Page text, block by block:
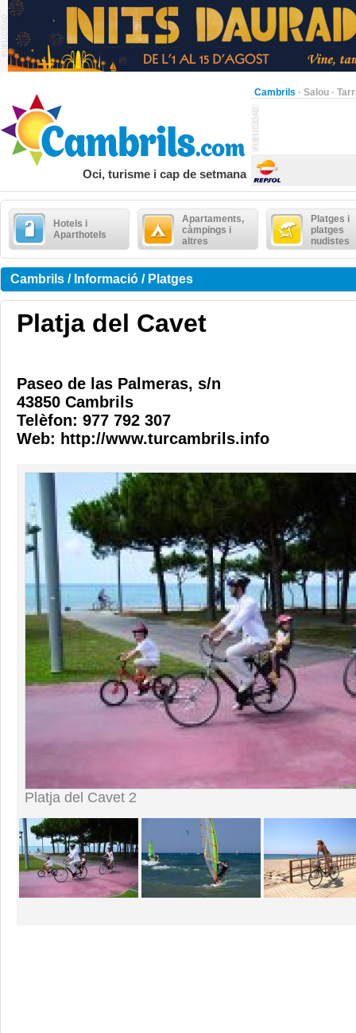
Cambrils · Salou ·
Oci, turisme i cap de setmana
Hotels i
Aparthotels
Apartaments,
càmpings i
altres
Platges i
platges
nudistes
Cambrils / Informació / Platges
Platja del Cavet
Paseo de las Palmeras, s/n
43850 Cambrils
Telèfon: 977 792 307
Web: http://www.turcambrils.info
Platja del Cavet 2